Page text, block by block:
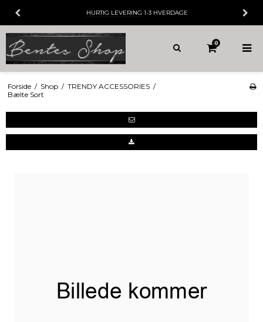
HURTIG LEVERING 1-3 HVERDAGE
0
Forside / Shop / TRENDY ACCESSORIES /
Bælte Sort